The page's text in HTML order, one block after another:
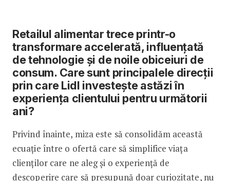
Retailul alimentar trece printr-o
transformare accelerată, influențată
de tehnologie și de noile obiceiuri de
consum. Care sunt principalele direcții
prin care Lidl investește astăzi în
experiența clientului pentru următorii
ani?
Privind înainte, miza este să consolidăm această
ecuație între o ofertă care să simplifice viața
clienților care ne aleg și o experiență de
descoperire care să presupună doar curiozitate, nu